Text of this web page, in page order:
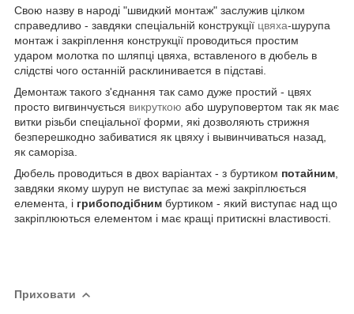
Свою назву в народі "швидкий монтаж" заслужив цілком
справедливо - завдяки спеціальній конструкції цвяха-шурупа
монтаж і закріплення конструкції проводиться простим
ударом молотка по шляпці цвяха, вставленого в дюбель в
слідстві чого останній расклинивается в підставі.
Демонтаж такого з'єднання так само дуже простий - цвях
просто вигвинчується викруткою або шуруповертом так як має
витки різьби спеціальної форми, які дозволяють стрижня
безперешкодно забиватися як цвяху і вывинчиваться назад,
як саморіза.
Дюбель проводиться в двох варіантах - з буртиком потайним
завдяки якому шуруп не виступає за межі закріплюється
елемента, і грибоподібним буртиком - який виступає над що
закріплюються елементом і має кращі притискні властивості.
Приховати